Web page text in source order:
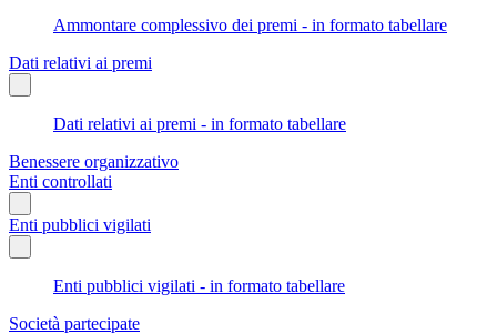
Ammontare complessivo dei premi - in formato tabellare
Dati relativi ai premi
Dati relativi ai premi - in formato tabellare
Benessere organizzativo
Enti controllati
Enti pubblici vigilati
Enti pubblici vigilati - in formato tabellare
Società partecipate